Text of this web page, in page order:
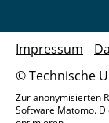
© Technische
Impressum
Zur anonymisierten
Software Matomo.